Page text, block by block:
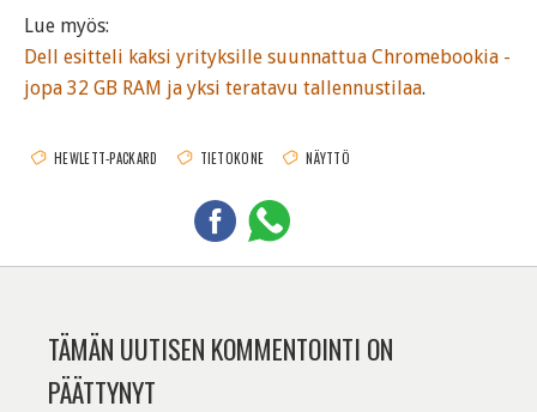
Lue myös:
Dell esitteli kaksi yrityksille suunnattua Chromebookia -
jopa 32 GB RAM ja yksi teratavu tallennustilaa.
HEWLETT-PACKARD TIETOKONE NÄYTTÖ
TÄMÄN UUTISEN KOMMENTOINTI ON
PÄÄTTYNYT